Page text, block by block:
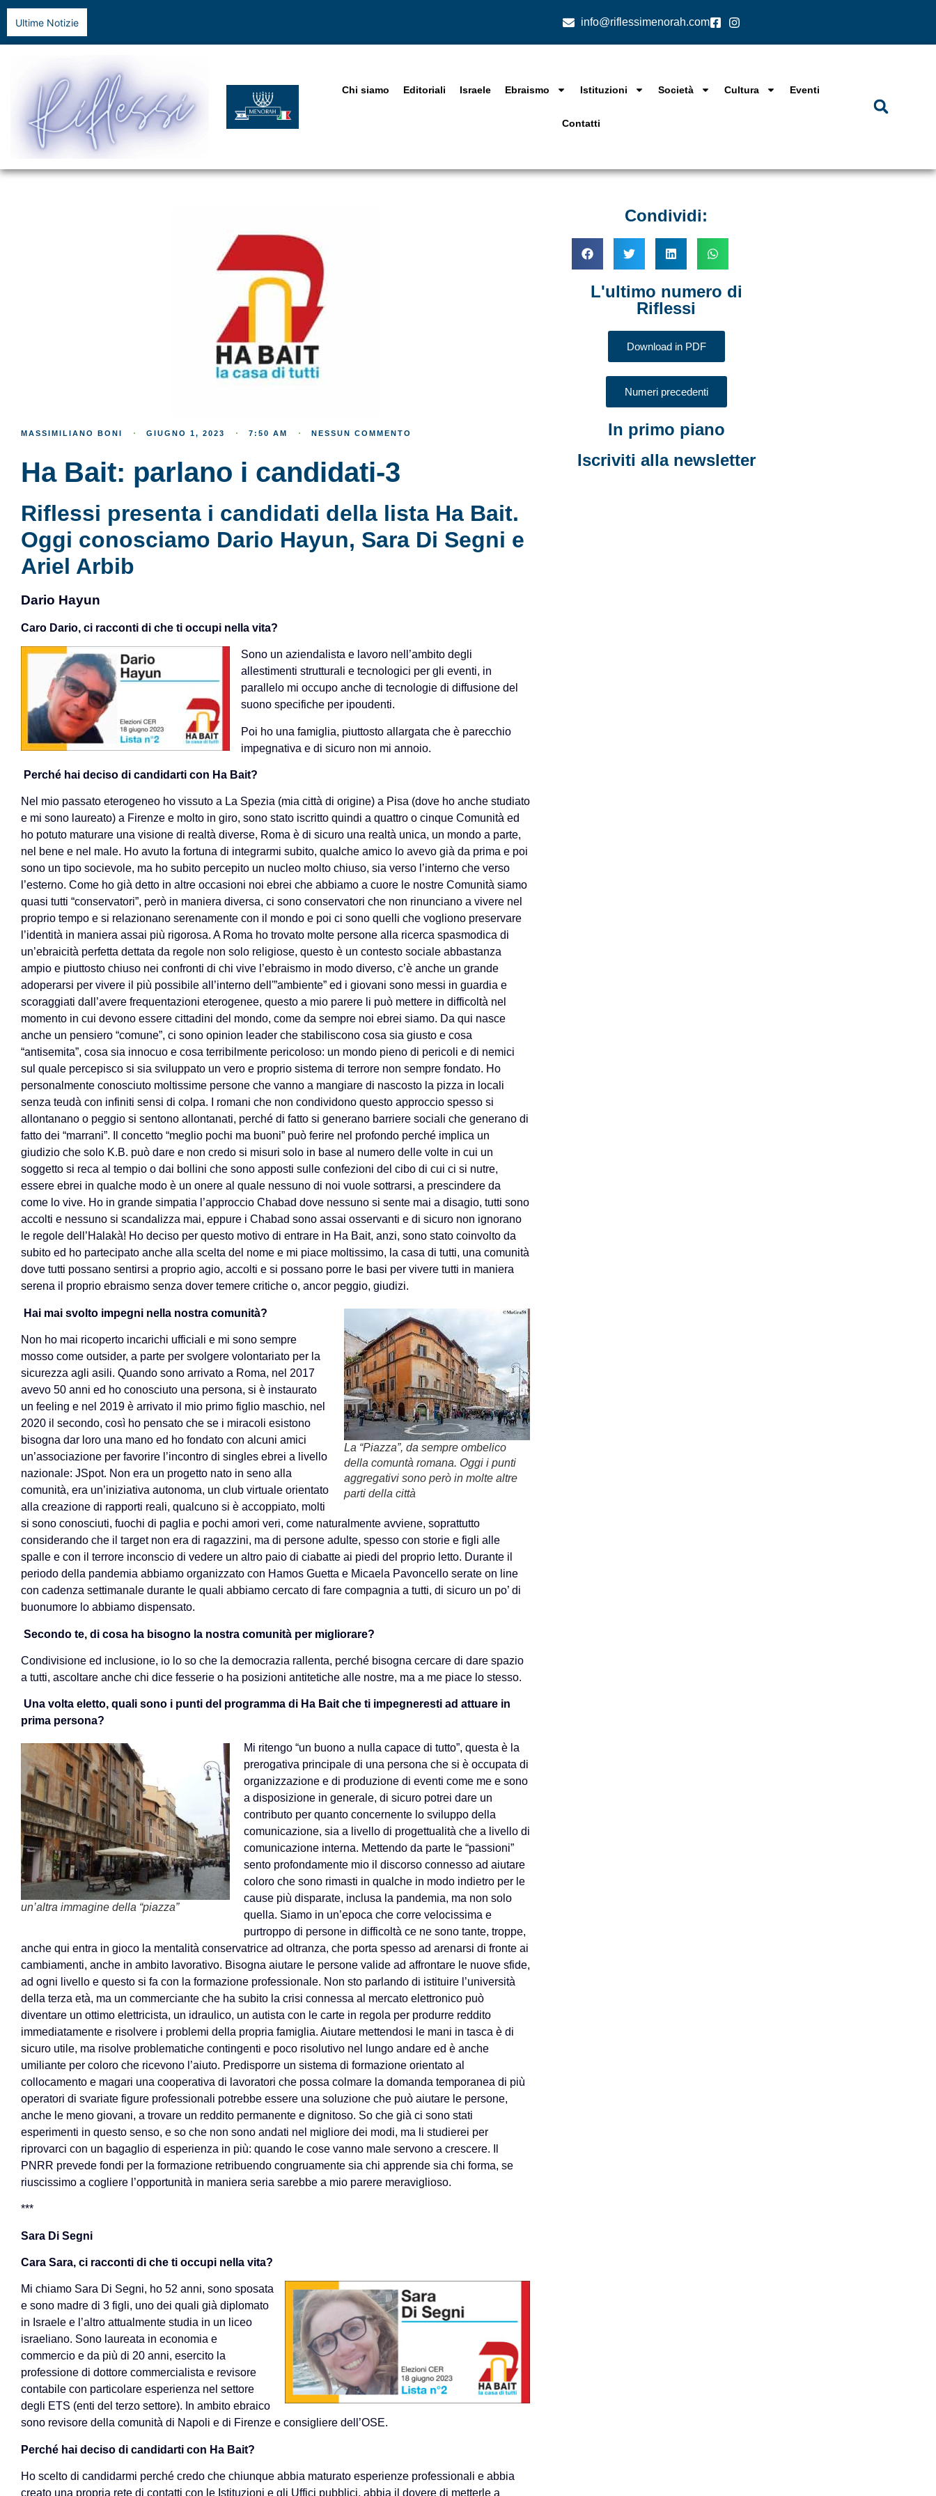
Ultime Notizie info@riflessimenorah.com
Chi siamo Editoriali Israele Ebraismo Istituzioni Società Cultura Eventi
Contatti
MASSIMILIANO BONI GIUGNO 1, 2023 7:50 AM NESSUN COMMENTO
Ha Bait: parlano i candidati-3
Riflessi presenta i candidati della lista Ha Bait.
Oggi conosciamo Dario Hayun, Sara Di Segni e
Ariel Arbib
Dario Hayun
Caro Dario, ci racconti di che ti occupi nella vita?
Sono un aziendalista e lavoro nell’ambito degli
allestimenti strutturali e tecnologici per gli eventi, in
parallelo mi occupo anche di tecnologie di diffusione del
suono specifiche per ipoudenti.
Poi ho una famiglia, piuttosto allargata che è parecchio
impegnativa e di sicuro non mi annoio.
Perché hai deciso di candidarti con Ha Bait?
Nel mio passato eterogeneo ho vissuto a La Spezia (mia città di origine) a Pisa (dove ho anche studiato
e mi sono laureato) a Firenze e molto in giro, sono stato iscritto quindi a quattro o cinque Comunità ed
ho potuto maturare una visione di realtà diverse, Roma è di sicuro una realtà unica, un mondo a parte,
nel bene e nel male. Ho avuto la fortuna di integrarmi subito, qualche amico lo avevo già da prima e poi
sono un tipo socievole, ma ho subito percepito un nucleo molto chiuso, sia verso l’interno che verso
l’esterno. Come ho già detto in altre occasioni noi ebrei che abbiamo a cuore le nostre Comunità siamo
quasi tutti “conservatori”, però in maniera diversa, ci sono conservatori che non rinunciano a vivere nel
proprio tempo e si relazionano serenamente con il mondo e poi ci sono quelli che vogliono preservare
l’identità in maniera assai più rigorosa. A Roma ho trovato molte persone alla ricerca spasmodica di
un’ebraicità perfetta dettata da regole non solo religiose, questo è un contesto sociale abbastanza
ampio e piuttosto chiuso nei confronti di chi vive l’ebraismo in modo diverso, c’è anche un grande
adoperarsi per vivere il più possibile all’interno dell'”ambiente” ed i giovani sono messi in guardia e
scoraggiati dall’avere frequentazioni eterogenee, questo a mio parere li può mettere in difficoltà nel
momento in cui devono essere cittadini del mondo, come da sempre noi ebrei siamo. Da qui nasce
anche un pensiero “comune”, ci sono opinion leader che stabiliscono cosa sia giusto e cosa
“antisemita”, cosa sia innocuo e cosa terribilmente pericoloso: un mondo pieno di pericoli e di nemici
sul quale percepisco si sia sviluppato un vero e proprio sistema di terrore non sempre fondato. Ho
personalmente conosciuto moltissime persone che vanno a mangiare di nascosto la pizza in locali
senza teudà con infiniti sensi di colpa. I romani che non condividono questo approccio spesso si
allontanano o peggio si sentono allontanati, perché di fatto si generano barriere sociali che generano di
fatto dei “marrani”. Il concetto “meglio pochi ma buoni” può ferire nel profondo perché implica un
giudizio che solo K.B. può dare e non credo si misuri solo in base al numero delle volte in cui un
soggetto si reca al tempio o dai bollini che sono apposti sulle confezioni del cibo di cui ci si nutre,
essere ebrei in qualche modo è un onere al quale nessuno di noi vuole sottrarsi, a prescindere da
come lo vive. Ho in grande simpatia l’approccio Chabad dove nessuno si sente mai a disagio, tutti sono
accolti e nessuno si scandalizza mai, eppure i Chabad sono assai osservanti e di sicuro non ignorano
le regole dell’Halakà! Ho deciso per questo motivo di entrare in Ha Bait, anzi, sono stato coinvolto da
subito ed ho partecipato anche alla scelta del nome e mi piace moltissimo, la casa di tutti, una comunità
dove tutti possano sentirsi a proprio agio, accolti e si possano porre le basi per vivere tutti in maniera
serena il proprio ebraismo senza dover temere critiche o, ancor peggio, giudizi.
La “Piazza”, da sempre ombelico
della comuntà romana. Oggi i punti
aggregativi sono però in molte altre
parti della città
Hai mai svolto impegni nella nostra comunità?
Non ho mai ricoperto incarichi ufficiali e mi sono sempre
mosso come outsider, a parte per svolgere volontariato per la
sicurezza agli asili. Quando sono arrivato a Roma, nel 2017
avevo 50 anni ed ho conosciuto una persona, si è instaurato
un feeling e nel 2019 è arrivato il mio primo figlio maschio, nel
2020 il secondo, così ho pensato che se i miracoli esistono
bisogna dar loro una mano ed ho fondato con alcuni amici
un’associazione per favorire l’incontro di singles ebrei a livello
nazionale: JSpot. Non era un progetto nato in seno alla
comunità, era un’iniziativa autonoma, un club virtuale orientato
alla creazione di rapporti reali, qualcuno si è accoppiato, molti
si sono conosciuti, fuochi di paglia e pochi amori veri, come naturalmente avviene, soprattutto
considerando che il target non era di ragazzini, ma di persone adulte, spesso con storie e figli alle
spalle e con il terrore inconscio di vedere un altro paio di ciabatte ai piedi del proprio letto. Durante il
periodo della pandemia abbiamo organizzato con Hamos Guetta e Micaela Pavoncello serate on line
con cadenza settimanale durante le quali abbiamo cercato di fare compagnia a tutti, di sicuro un po’ di
buonumore lo abbiamo dispensato.
Secondo te, di cosa ha bisogno la nostra comunità per migliorare?
Condivisione ed inclusione, io lo so che la democrazia rallenta, perché bisogna cercare di dare spazio
a tutti, ascoltare anche chi dice fesserie o ha posizioni antitetiche alle nostre, ma a me piace lo stesso.
Una volta eletto, quali sono i punti del programma di Ha Bait che ti impegneresti ad attuare in
prima persona?
un’altra immagine della “piazza”
Mi ritengo “un buono a nulla capace di tutto”, questa è la
prerogativa principale di una persona che si è occupata di
organizzazione e di produzione di eventi come me e sono
a disposizione in generale, di sicuro potrei dare un
contributo per quanto concernente lo sviluppo della
comunicazione, sia a livello di progettualità che a livello di
comunicazione interna. Mettendo da parte le “passioni”
sento profondamente mio il discorso connesso ad aiutare
coloro che sono rimasti in qualche in modo indietro per le
cause più disparate, inclusa la pandemia, ma non solo
quella. Siamo in un’epoca che corre velocissima e
purtroppo di persone in difficoltà ce ne sono tante, troppe,
anche qui entra in gioco la mentalità conservatrice ad oltranza, che porta spesso ad arenarsi di fronte ai
cambiamenti, anche in ambito lavorativo. Bisogna aiutare le persone valide ad affrontare le nuove sfide,
ad ogni livello e questo si fa con la formazione professionale. Non sto parlando di istituire l’università
della terza età, ma un commerciante che ha subito la crisi connessa al mercato elettronico può
diventare un ottimo elettricista, un idraulico, un autista con le carte in regola per produrre reddito
immediatamente e risolvere i problemi della propria famiglia. Aiutare mettendosi le mani in tasca è di
sicuro utile, ma risolve problematiche contingenti e poco risolutivo nel lungo andare ed è anche
umiliante per coloro che ricevono l’aiuto. Predisporre un sistema di formazione orientato al
collocamento e magari una cooperativa di lavoratori che possa colmare la domanda temporanea di più
operatori di svariate figure professionali potrebbe essere una soluzione che può aiutare le persone,
anche le meno giovani, a trovare un reddito permanente e dignitoso. So che già ci sono stati
esperimenti in questo senso, e so che non sono andati nel migliore dei modi, ma li studierei per
riprovarci con un bagaglio di esperienza in più: quando le cose vanno male servono a crescere. Il
PNRR prevede fondi per la formazione retribuendo congruamente sia chi apprende sia chi forma, se
riuscissimo a cogliere l’opportunità in maniera seria sarebbe a mio parere meraviglioso.
***
Sara Di Segni
Cara Sara, ci racconti di che ti occupi nella vita?
Mi chiamo Sara Di Segni, ho 52 anni, sono sposata
e sono madre di 3 figli, uno dei quali già diplomato
in Israele e l’altro attualmente studia in un liceo
israeliano. Sono laureata in economia e
commercio e da più di 20 anni, esercito la
professione di dottore commercialista e revisore
contabile con particolare esperienza nel settore
degli ETS (enti del terzo settore). In ambito ebraico
sono revisore della comunità di Napoli e di Firenze e consigliere dell’OSE.
Perché hai deciso di candidarti con Ha Bait?
Ho scelto di candidarmi perché credo che chiunque abbia maturato esperienze professionali e abbia
creato una propria rete di contatti con le Istituzioni e gli Uffici pubblici, abbia il dovere di metterle a
Condividi:
L'ultimo numero di
Riflessi
Download in PDF
Numeri precedenti
In primo piano
Iscriviti alla newsletter